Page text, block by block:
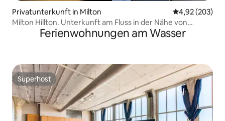
Privatunterkunft in Milton
4,92 (203)
Milton Hillton. Unterkunft am Fluss in der Nähe von
Madison.Ferienwohnungen am Wasser
Superhost
Superhost